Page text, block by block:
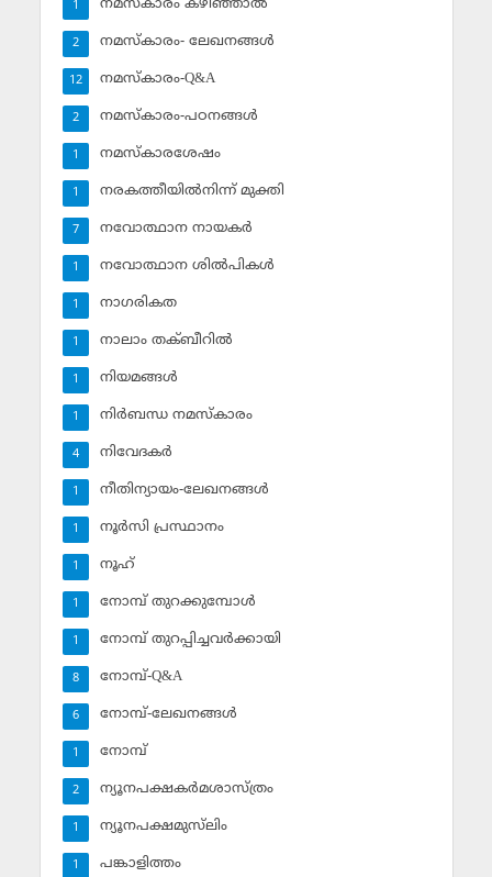
നമസ്‌കാരം കഴിഞ്ഞാല്‍
1
നമസ്‌കാരം- ലേഖനങ്ങള്‍
2
നമസ്‌കാരം-Q&A
12
നമസ്‌കാരം-പഠനങ്ങള്‍
2
നമസ്‌കാരശേഷം
1
നരകത്തീയില്‍നിന്ന് മുക്തി
1
നവോത്ഥാന നായകര്‍
7
നവോത്ഥാന ശില്‍പികള്‍
1
നാഗരികത
1
നാലാം തക്ബീറില്‍
1
നിയമങ്ങള്‍
1
നിര്‍ബന്ധ നമസ്‌കാരം
1
നിവേദകര്‍
4
നീതിന്യായം-ലേഖനങ്ങള്‍
1
നൂര്‍സി പ്രസ്ഥാനം
1
നൂഹ്‌
1
നോമ്പ് തുറക്കുമ്പോള്‍
1
നോമ്പ് തുറപ്പിച്ചവര്‍ക്കായി
1
നോമ്പ്-Q&A
8
നോമ്പ്-ലേഖനങ്ങള്‍
6
നോമ്പ്‌
1
ന്യൂനപക്ഷകര്‍മശാസ്ത്രം
2
ന്യൂനപക്ഷമുസ്‌ലിം
1
പങ്കാളിത്തം
1